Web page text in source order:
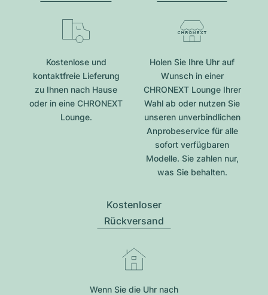
Kostenlose und
kontaktfreie Lieferung
zu Ihnen nach Hause
oder in eine CHRONEXT
Lounge.
Holen Sie Ihre Uhr auf
Wunsch in einer
CHRONEXT Lounge Ihrer
Wahl ab oder nutzen Sie
unseren unverbindlichen
Anprobeservice für alle
sofort verfügbaren
Modelle. Sie zahlen nur,
was Sie behalten.
Kostenloser
Rückversand
Wenn Sie die Uhr nach